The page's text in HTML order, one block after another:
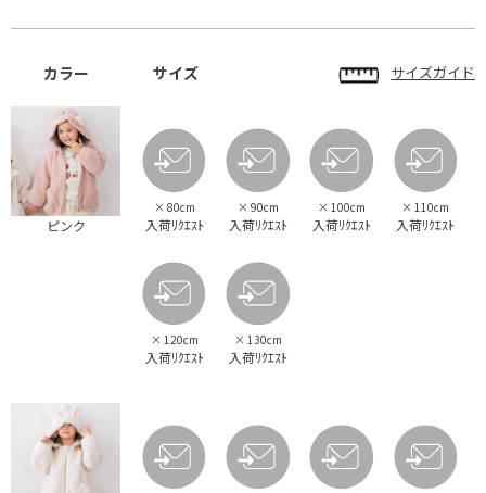
カラー サイズ サイズガイド
ピンク
× 80cm
入荷ﾘｸｴｽﾄ
× 90cm
入荷ﾘｸｴｽﾄ
× 100cm
入荷ﾘｸｴｽﾄ
× 110cm
入荷ﾘｸｴｽﾄ
× 120cm
入荷ﾘｸｴｽﾄ
× 130cm
入荷ﾘｸｴｽﾄ